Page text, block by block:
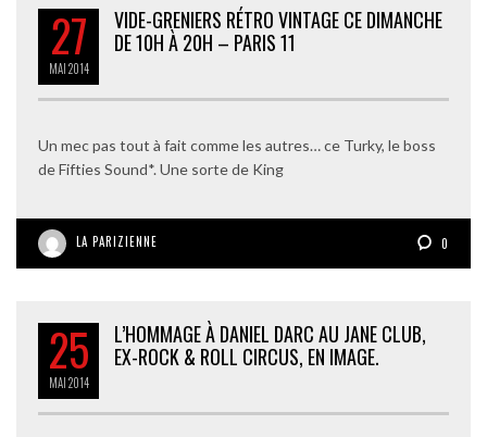
27
MAI2014
VIDE-GRENIERS RÉTRO VINTAGE CE DIMANCHE
DE 10H À 20H – PARIS 11
Un mec pas tout à fait comme les autres… ce Turky, le boss
de Fifties Sound*. Une sorte de King
LA PARIZIENNE 0
25
MAI2014
L’HOMMAGE À DANIEL DARC AU JANE CLUB,
EX-ROCK & ROLL CIRCUS, EN IMAGE.